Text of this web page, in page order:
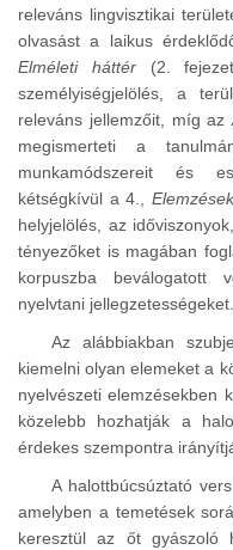
releváns lingvisztikai
olvasást a laikus
Elméleti háttér(2.
személyiségjelölés, a
releváns jellemzőit, míg az
megismerteti a
munkamódszereit és
kétségkívül a 4., Elemzések
helyjelölés, az
tényezőket is magában
korpuszba beválogatott
nyelvtani jellegzetességeket.
Az alábbiakban
kiemelni olyan elemeket a
nyelvészeti elemzésekben
közelebb hozhatják a
érdekes szempontra
A halottbúcsúztató
amelyben a temetések
keresztül az őt gyászoló